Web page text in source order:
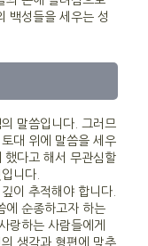
백성들을 세우는 성
말씀입니다. 그러므
대 위에 말씀을 세우
했다고 해서 무관심할
니다.
이 추적해야 합니다.
에 순종하고자 하는
랑하는 사람들에게
생각과 형편에 맞추